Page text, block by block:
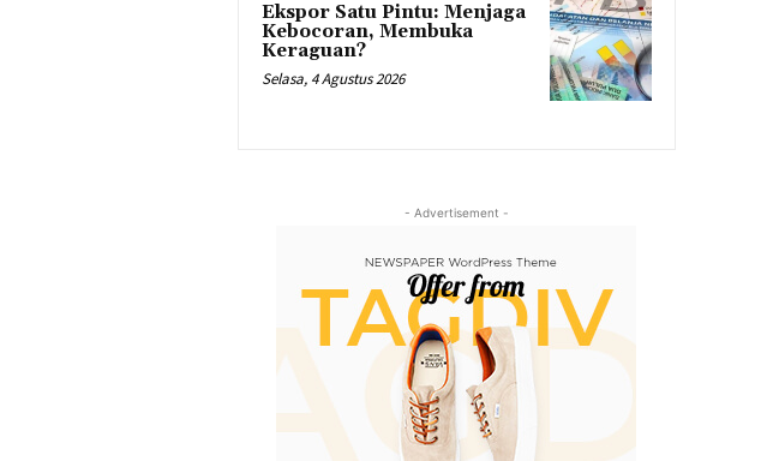
Ekspor Satu Pintu: Menjaga
Kebocoran, Membuka
Keraguan?
Selasa, 4 Agustus 2026
- Advertisement -